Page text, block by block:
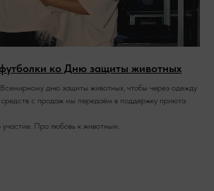
ко Дню защиты животных
дню защиты животных, чтобы через одежду
средств с продаж мы передаём в поддержку приюта
Про любовь к животным.